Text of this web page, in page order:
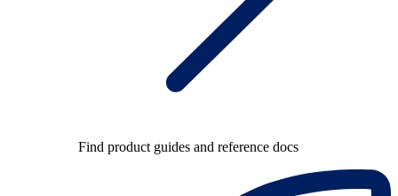
Find product guides and reference docs